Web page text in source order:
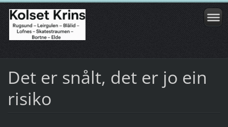
Det er snålt, det er jo ein
risiko